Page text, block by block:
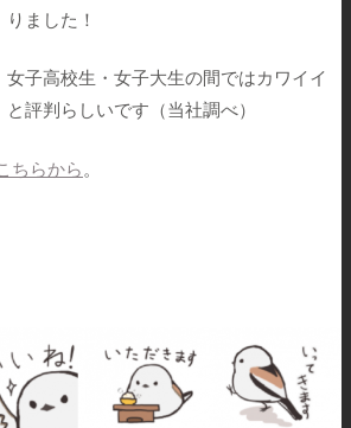
りました！
女子高校生・女子大生の間ではカワイイ
と評判らしいです（当社調べ）
ちらから。